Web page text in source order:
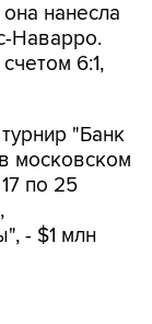
нанесла
Наварро.
6:1,
"Банк
московском
по 25
- $1 млн